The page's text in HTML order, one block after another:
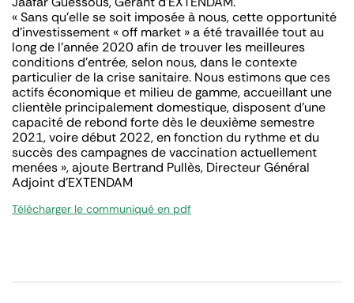
« Sans qu’elle se soit imposée à nous, cette opportunité
d’investissement « off market » a été travaillée tout au
long de l’année 2020 afin de trouver les meilleures
conditions d’entrée, selon nous, dans le contexte
particulier de la crise sanitaire. Nous estimons que ces
actifs économique et milieu de gamme, accueillant une
clientèle principalement domestique, disposent d’une
capacité de rebond forte dès le deuxième semestre
2021, voire début 2022, en fonction du rythme et du
succès des campagnes de vaccination actuellement
menées »,ajoute Bertrand Pullès, Directeur Général
Adjoint d’EXTENDAM
Télécharger le communiqué en pdf